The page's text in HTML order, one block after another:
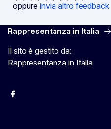
oppure invia altro feedback
Rappresentanza in Italia
Il sito è gestito da:
Rappresentanza in Italia
Facebook Europa in Italia